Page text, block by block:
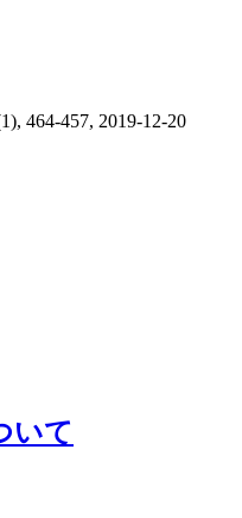
464-457, 2019-12-20
いて